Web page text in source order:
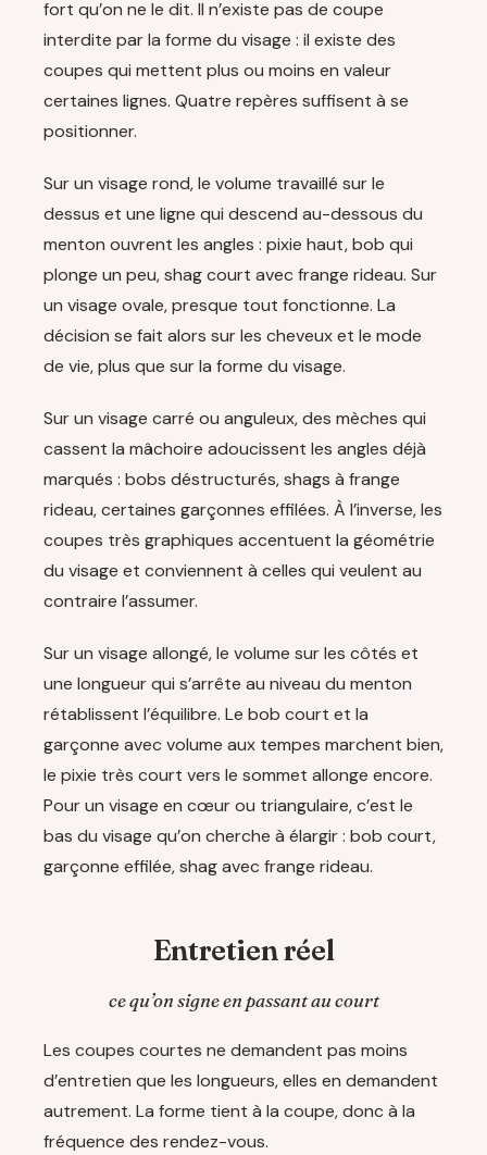
fort qu’on ne le dit. Il n’existe pas de coupe
interdite par la forme du visage : il existe des
coupes qui mettent plus ou moins en valeur
certaines lignes. Quatre repères suffisent à se
positionner.
Sur un visage rond, le volume travaillé sur le
dessus et une ligne qui descend au-dessous du
menton ouvrent les angles : pixie haut, bob qui
plonge un peu, shag court avec frange rideau. Sur
un visage ovale, presque tout fonctionne. La
décision se fait alors sur les cheveux et le mode
de vie, plus que sur la forme du visage.
Sur un visage carré ou anguleux, des mèches qui
cassent la mâchoire adoucissent les angles déjà
marqués : bobs déstructurés, shags à frange
rideau, certaines garçonnes effilées. À l’inverse, les
coupes très graphiques accentuent la géométrie
du visage et conviennent à celles qui veulent au
contraire l’assumer.
Sur un visage allongé, le volume sur les côtés et
une longueur qui s’arrête au niveau du menton
rétablissent l’équilibre. Le bob court et la
garçonne avec volume aux tempes marchent bien,
le pixie très court vers le sommet allonge encore.
Pour un visage en cœur ou triangulaire, c’est le
bas du visage qu’on cherche à élargir : bob court,
garçonne effilée, shag avec frange rideau.
Entretien réel
ce qu’on signe en passant au court
Les coupes courtes ne demandent pas moins
d’entretien que les longueurs, elles en demandent
autrement. La forme tient à la coupe, donc à la
fréquence des rendez-vous.